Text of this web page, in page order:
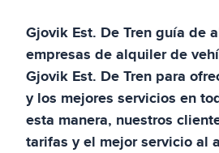
Gjovik Est. De Trenguía de
empresas de alquiler de
Gjovik Est. De Tren para
y los mejores servicios en
esta manera, nuestros
tarifas y el mejor servicio al